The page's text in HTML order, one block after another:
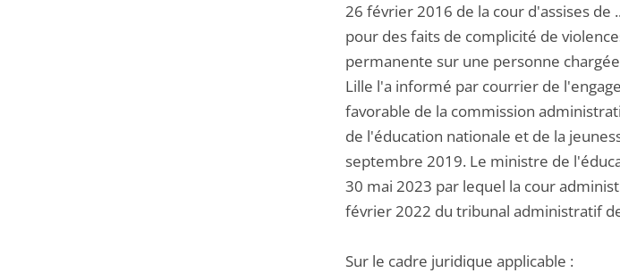
26 février 2016 de la cour d'assises
pour des faits de complicité de
permanente sur une personne
Lille l'a informé par courrier de
favorable de la commission
de l'éducation nationale et de la
septembre 2019. Le ministre de
30 mai 2023 par lequel la cour
février 2022 du tribunal administratif
Sur le cadre juridique applicable :